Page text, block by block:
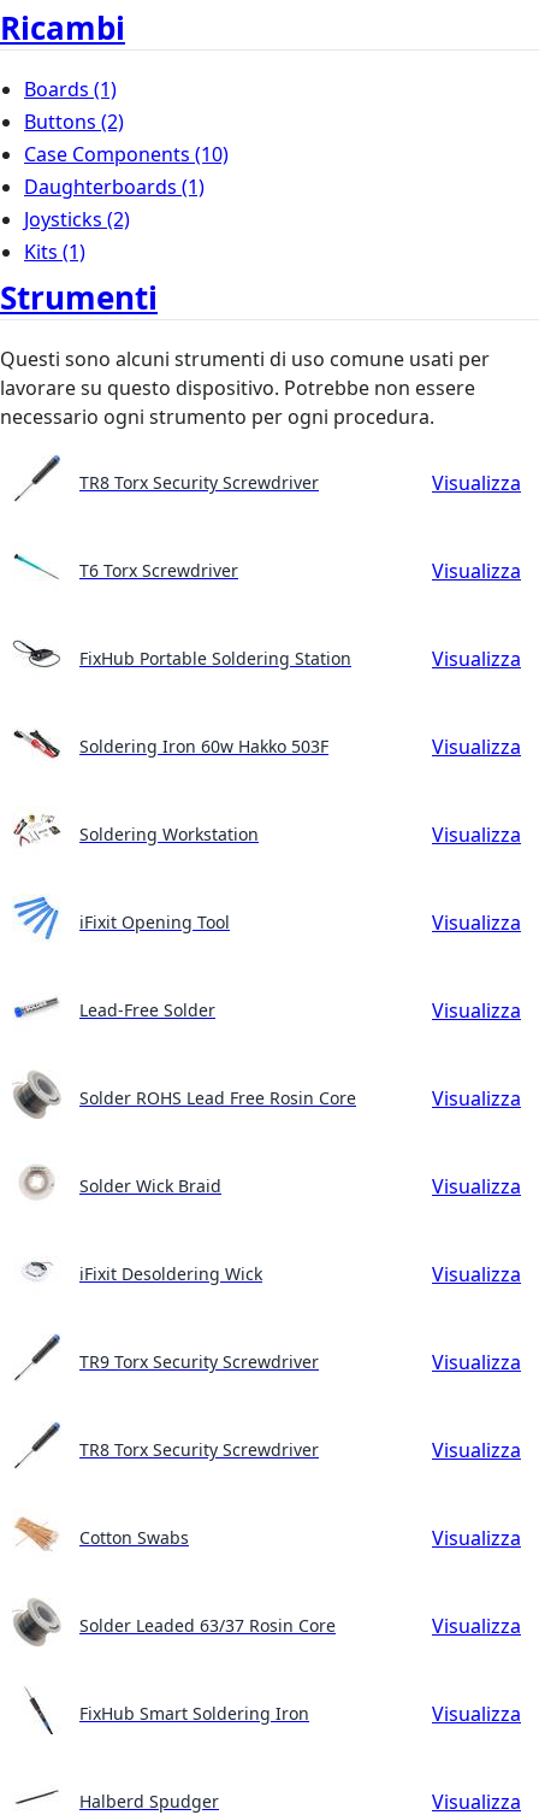
Ricambi
Boards (1)
Buttons (2)
Case Components (10)
Daughterboards (1)
Joysticks (2)
Kits (1)
Strumenti
Questi sono alcuni strumenti di uso comune usati per
lavorare su questo dispositivo. Potrebbe non essere
necessario ogni strumento per ogni procedura.
TR8 Torx Security Screwdriver Visualizza
T6 Torx Screwdriver Visualizza
FixHub Portable Soldering Station Visualizza
Soldering Iron 60w Hakko 503F Visualizza
Soldering Workstation Visualizza
iFixit Opening Tool Visualizza
Lead-Free Solder Visualizza
Solder ROHS Lead Free Rosin Core Visualizza
Solder Wick Braid Visualizza
iFixit Desoldering Wick Visualizza
TR9 Torx Security Screwdriver Visualizza
TR8 Torx Security Screwdriver Visualizza
Cotton Swabs Visualizza
Solder Leaded 63/37 Rosin Core Visualizza
FixHub Smart Soldering Iron Visualizza
Halberd Spudger Visualizza